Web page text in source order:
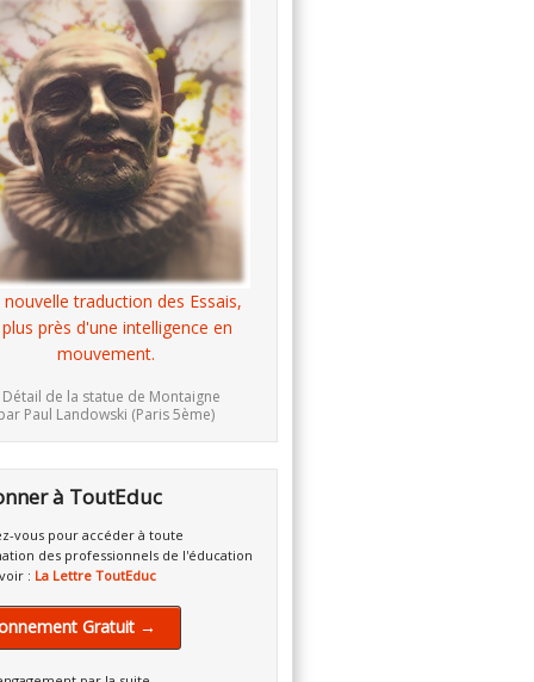
nouvelle traduction des Essais,
près d'une intelligence en
mouvement.
de la statue de Montaigne
Paul Landowski (Paris 5ème)
à ToutEduc
vous pour accéder à toute
des professionnels de l'éducation
: La Lettre ToutEduc
Gratuit →